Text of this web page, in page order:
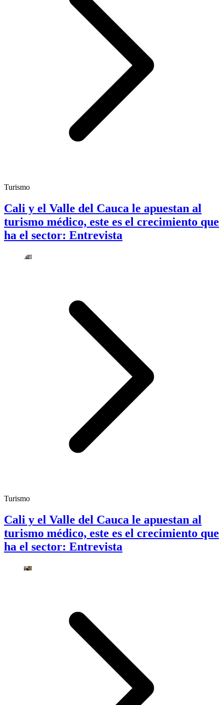
Turismo
Cali y el Valle del Cauca le apuestan al
turismo médico, este es el crecimiento que
ha el sector: Entrevista
Turismo
Cali y el Valle del Cauca le apuestan al
turismo médico, este es el crecimiento que
ha el sector: Entrevista